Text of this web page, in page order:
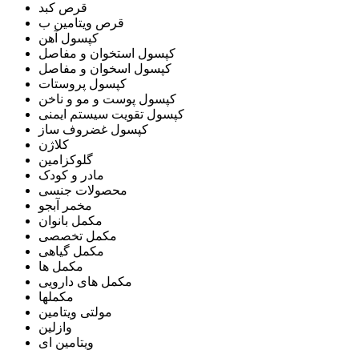
قرص کبد
قرص ویتامین ب
کپسول آهن
کپسول استخوان و مفاصل
کپسول اسخوان و مفاصل
کپسول پروستات
کپسول پوست و مو و ناخن
کپسول تقویت سیستم ایمنی
کپسول غضروف ساز
کلاژن
گلوکزامین
مادر و کودک
محصولات جنسی
مخمر آبجو
مکمل بانوان
مکمل تخصصی
مکمل گیاهی
مکمل ها
مکمل های دارویی
مکملها
مولتی ویتامین
وازلین
ویتامین ای